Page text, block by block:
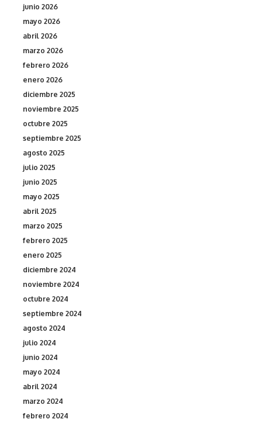
junio 2026
mayo 2026
abril 2026
marzo 2026
febrero 2026
enero 2026
diciembre 2025
noviembre 2025
octubre 2025
septiembre 2025
agosto 2025
julio 2025
junio 2025
mayo 2025
abril 2025
marzo 2025
febrero 2025
enero 2025
diciembre 2024
noviembre 2024
octubre 2024
septiembre 2024
agosto 2024
julio 2024
junio 2024
mayo 2024
abril 2024
marzo 2024
febrero 2024